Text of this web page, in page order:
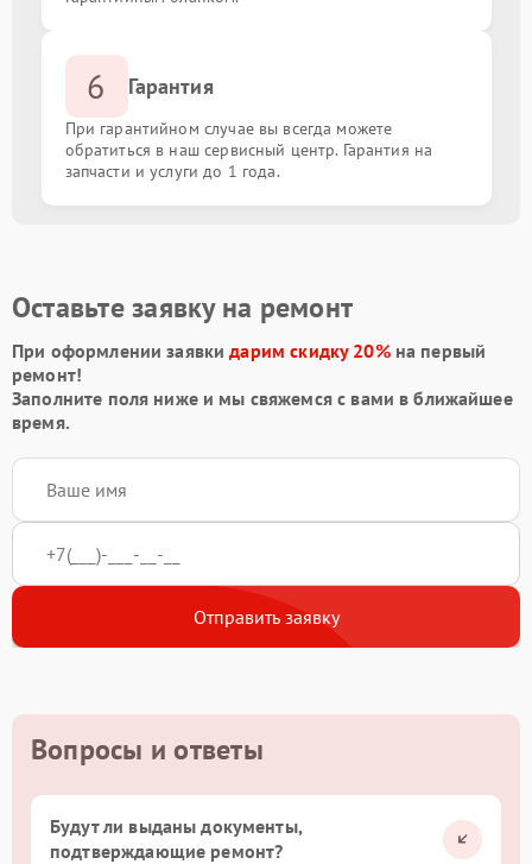
6 Гарантия
При гарантийном случае вы всегда можете
обратиться в наш сервисный центр. Гарантия на
запчасти и услуги до 1 года.
Оставьте заявку на ремонт
При оформлении заявкидарим скидку 20%на первый
ремонт!
Заполните поля ниже и мы свяжемся с вами в ближайшее
время.
Отправить заявку
Вопросы и ответы
Будут ли выданы документы,
подтверждающие ремонт?